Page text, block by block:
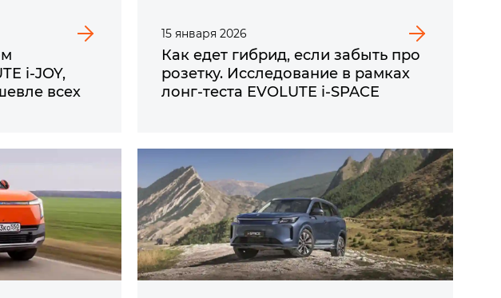
i‑JOY,
всех
15 января 2026
Как едет гибрид, если забыть про
розетку. Исследование в рамках
лонг-теста EVOLUTE i‑SPACE